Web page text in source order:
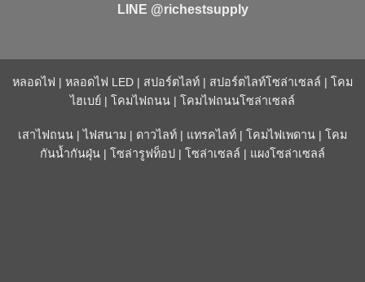
LINE @richestsupply
หลอดไฟ | หลอดไฟ LED | สปอร์ตไลท์ | สปอร์ตไลท์โซล่าเซลล์ | โคม
ไฮเบย์ | โคมไฟถนน | โคมไฟถนนโซล่าเซลล์
เสาไฟถนน |ไฟสนาม | ดาวไลท์ | แทรคไลท์ | โคมไฟเพดาน | โคม
กันน้ำกันฝุ่น | โซล่ารูฟท็อป | โซล่าเซลล์ | แผงโซล่าเซลล์